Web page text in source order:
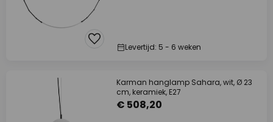
Levertijd: 5 - 6 weken
Karman hanglamp Sahara, wit, Ø 23
cm, keramiek, E27
€ 508,20